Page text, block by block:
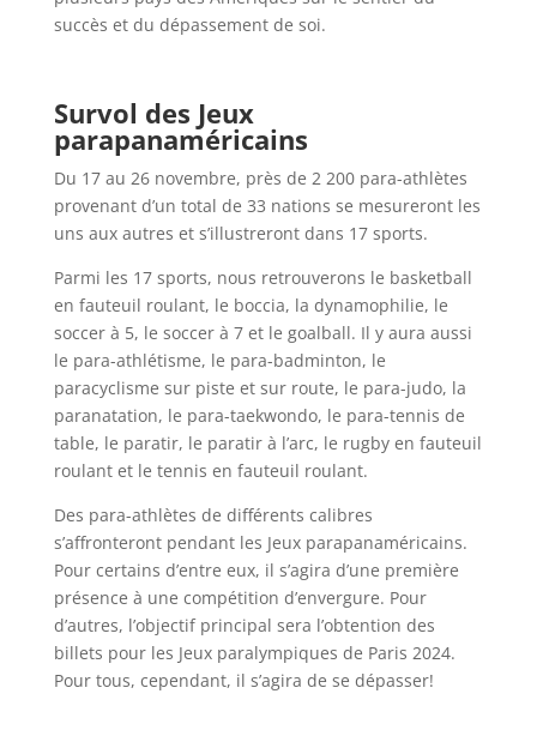
succès et du dépassement de soi.
Survol des Jeux
parapanaméricains
Du 17 au 26 novembre, près de 2 200 para-athlètes
provenant d’un total de 33 nations se mesureront les
uns aux autres et s’illustreront dans 17 sports.
Parmi les 17 sports, nous retrouverons le basketball
en fauteuil roulant, le boccia, la dynamophilie, le
soccer à 5, le soccer à 7 et le goalball. Il y aura aussi
le para-athlétisme, le para-badminton, le
paracyclisme sur piste et sur route, le para-judo, la
paranatation, le para-taekwondo, le para-tennis de
table, le paratir, le paratir à l’arc, le rugby en fauteuil
roulant et le tennis en fauteuil roulant.
Des para-athlètes de différents calibres
s’affronteront pendant les Jeux parapanaméricains.
Pour certains d’entre eux, il s’agira d’une première
présence à une compétition d’envergure. Pour
d’autres, l’objectif principal sera l’obtention des
billets pour les Jeux paralympiques de Paris 2024.
Pour tous, cependant, il s’agira de se dépasser!